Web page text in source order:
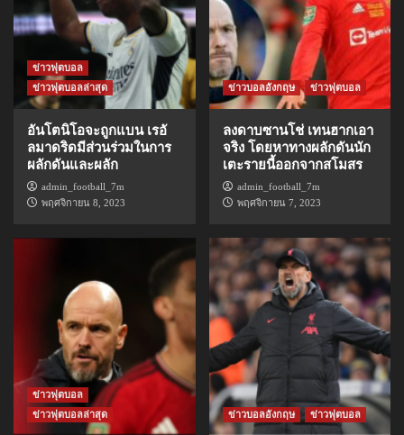
ข่าวฟุตบอล
ข่าวฟุตบอลล่าสุด
อันโตนิโอจะถูกแบน เรอั
ลมาดริดมีส่วนร่วมในการ
ผลักดันและผลัก
admin_football_7m
พฤศจิกายน 8, 2023
ข่าวบอลอังกฤษ ข่าวฟุตบอล
ลงดาบซานโช่ เทนฮากเอา
จริง โดยหาทางผลักดันนัก
เตะรายนี้ออกจากสโมสร
admin_football_7m
พฤศจิกายน 7, 2023
ข่าวฟุตบอล
ข่าวฟุตบอลล่าสุด
ข่าวบอลอังกฤษ ข่าวฟุตบอล